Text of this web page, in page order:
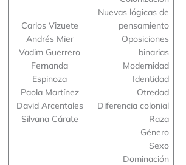
Carlos Vizuete
Andrés Mier
Vadim Guerrero
Fernanda
Espinoza
Paola Martínez
David Arcentales
Silvana Cárate
Nuevas lógicas de
pensamiento
Oposiciones
binarias
Modernidad
Identidad
Otredad
Diferencia colonial
Raza
Género
Sexo
Dominación